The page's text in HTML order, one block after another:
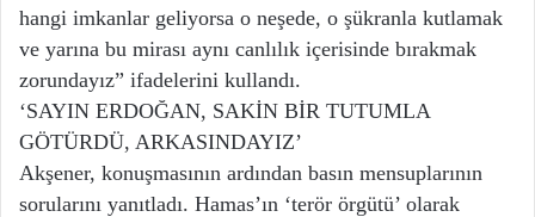
hangi imkanlar geliyorsa o neşede, o şükranla kutlamak
ve yarına bu mirası aynı canlılık içerisinde bırakmak
zorundayız” ifadelerini kullandı.
‘SAYIN ERDOĞAN, SAKİN BİR TUTUMLA
GÖTÜRDÜ, ARKASINDAYIZ’
Akşener, konuşmasının ardından basın mensuplarının
sorularını yanıtladı. Hamas’ın ‘terör örgütü’ olarak